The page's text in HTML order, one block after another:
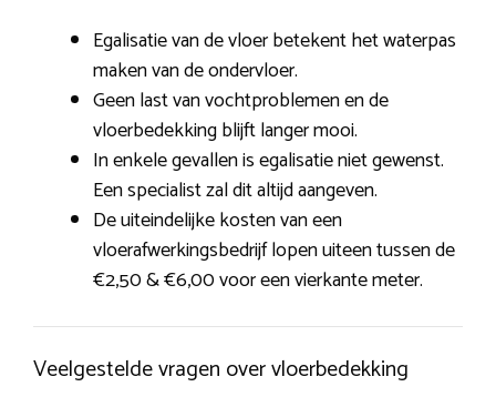
Egalisatie van de vloer betekent het waterpas
maken van de ondervloer.
Geen last van vochtproblemen en de
vloerbedekking blijft langer mooi.
In enkele gevallen is egalisatie niet gewenst.
Een specialist zal dit altijd aangeven.
De uiteindelijke kosten van een
vloerafwerkingsbedrijf lopen uiteen tussen de
€2,50 & €6,00 voor een vierkante meter.
Veelgestelde vragen over vloerbedekking